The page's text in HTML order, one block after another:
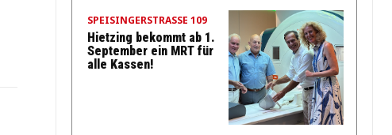
SPEISINGERSTRASSE 109
Hietzing bekommt ab 1.
September ein MRT für
alle Kassen!